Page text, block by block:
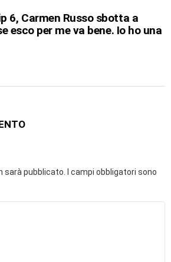
6, Carmen Russo sbotta a
esco per me va bene. Io ho una
sarà pubblicato.
I campi obbligatori sono